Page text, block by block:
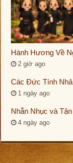
Hành Hương Về
2 giờ ago
Các Đức Tính
1 ngày ago
Nhẫn Nhục và
4 ngày ago